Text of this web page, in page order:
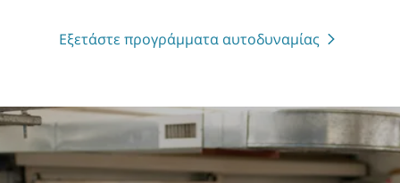
Εξετάστε προγράμματα αυτοδυναμίας